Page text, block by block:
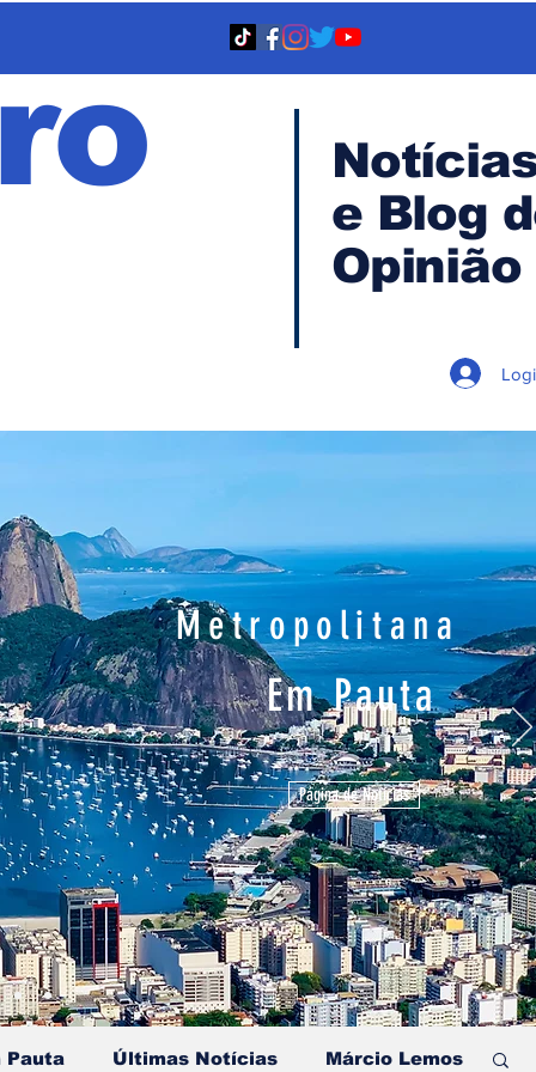
e Blog
Opinião
Pauta Últimas Notícias Márcio Lemos
Metropolitana
Em Pauta
Página de Notícias